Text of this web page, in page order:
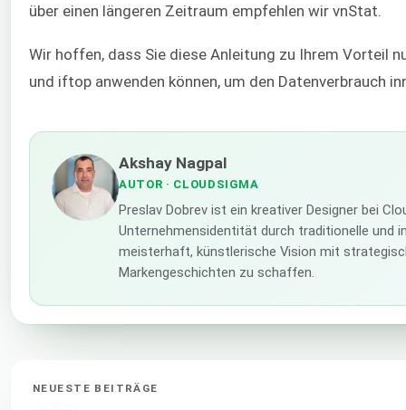
über einen längeren Zeitraum empfehlen wir vnStat.
Wir hoffen, dass Sie diese Anleitung zu Ihrem Vorteil
und iftop anwenden können, um den Datenverbrauch
Akshay Nagpal
AUTOR · CLOUDSIGMA
Preslav Dobrev ist ein kreativer Designer bei
Unternehmensidentität durch traditionelle und
meisterhaft, künstlerische Vision mit
Markengeschichten zu schaffen.
NEUESTE BEITRÄGE